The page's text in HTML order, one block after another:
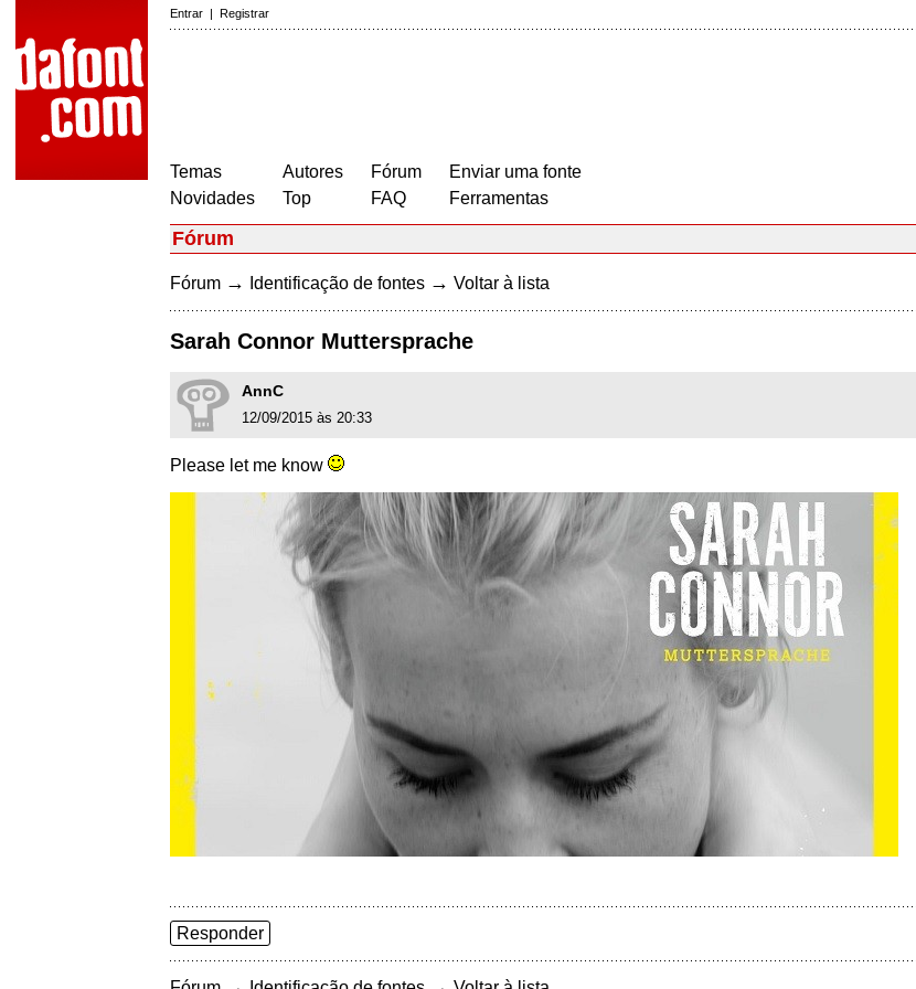
Entrar | Registrar
Temas
Novidades
Autores
Top
Fórum
FAQ
Enviar uma fonte
Ferramentas
Fórum
Fórum → Identificação de fontes → Voltar à lista
Sarah Connor Muttersprache
AnnC
12/09/2015 às 20:33
Please let me know
Responder